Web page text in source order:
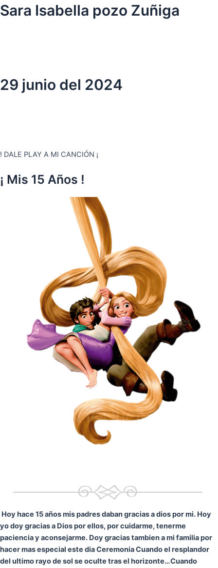
Ir
al
Sara Isabella pozo Zuñiga
29 junio del 2024
! DALE PLAY A MI CANCIÓN ¡
¡ Mis 15 Años !
Hoy hace 15 años mis padres daban gracias a dios por mi. Hoy
yo doy gracias a Dios por ellos, por cuidarme, tenerme
paciencia y aconsejarme. Doy gracias tambien a mi familia por
hacer mas especial este dia CeremoniaCuando el resplandor
del ultimo rayo de sol se oculte tras el horizonte…Cuando